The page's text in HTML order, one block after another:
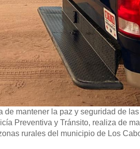
de mantener la paz y seguridad de
Preventiva y Tránsito, realiza de
rurales del municipio de Los